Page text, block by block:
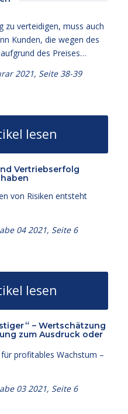
zu verteidigen, muss auch
Kunden, die wegen des
des Preises…
2021, Seite 38-39
lesen
Vertriebserfolg
von Risiken entsteht
04 2021, Seite 6
lesen
“ – Wertschätzung
zum Ausdruck oder
profitables Wachstum –
03 2021, Seite 6